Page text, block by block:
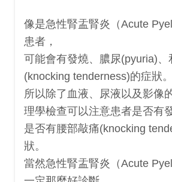
像是急性腎盂腎炎（Acute
患者，
可能會有發燒、膿尿(pyuria)、
(knocking tenderness)的症狀。
所以除了血液、尿液以及影像
理學檢查可以注意患者是否有
是否有腰部敲痛(knocking
狀。
當然急性腎盂腎炎（Acute